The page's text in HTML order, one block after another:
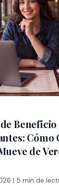
Beneficio
Cómo
de
| 5 min de